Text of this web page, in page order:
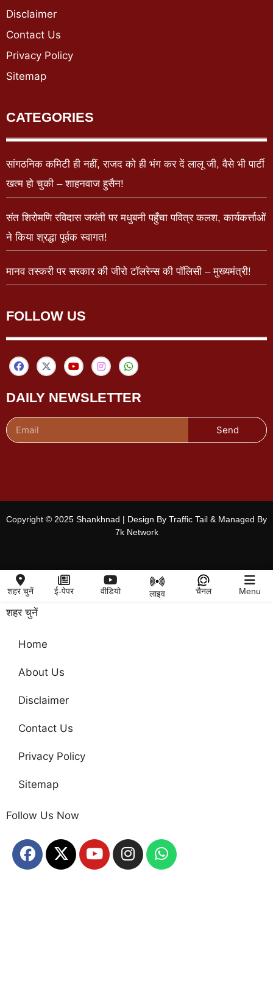
Disclaimer
Contact Us
Privacy Policy
Sitemap
CATEGORIES
सांगठनिक कमिटी ही नहीं, राजद को ही भंग कर दें लालू जी, वैसे भी पार्टी
खत्म हो चुकी – शाहनवाज हुसैन!
संत शिरोमणि रविदास जयंती पर मधुबनी पहुँचा पवित्र कलश, कार्यकर्त्ताओं
ने किया श्रद्धा पूर्वक स्वागत!
मानव तस्करी पर सरकार की जीरो टॉलरेन्स की पॉलिसी – मुख्यमंत्री!
FOLLOW US
DAILY NEWSLETTER
Send
Copyright © 2025 Shankhnad | Design By Traffic Tail & Managed By
7k Network
शहर चुनें ई-पेपर वीडियो लाइव चैनल Menu
शहर चुनें
Home
About Us
Disclaimer
Contact Us
Privacy Policy
Sitemap
Follow Us Now